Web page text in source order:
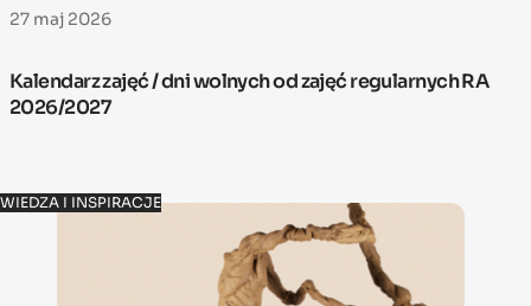
27 maj 2026
Kalendarz zajęć / dni wolnych od zajęć regularnych RA
2026/2027
WIEDZA I INSPIRACJE